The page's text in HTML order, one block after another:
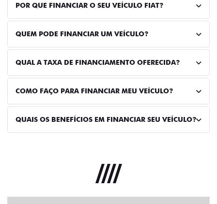
POR QUE FINANCIAR O SEU VEÍCULO FIAT?
QUEM PODE FINANCIAR UM VEÍCULO?
QUAL A TAXA DE FINANCIAMENTO OFERECIDA?
COMO FAÇO PARA FINANCIAR MEU VEÍCULO?
QUAIS OS BENEFÍCIOS EM FINANCIAR SEU VEÍCULO?